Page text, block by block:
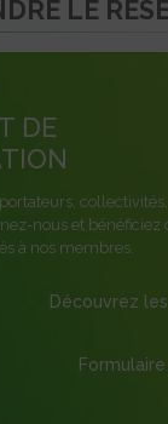
LE
DE
nous et bénéficiez
à nos membres.
Découvrez
Formulaire